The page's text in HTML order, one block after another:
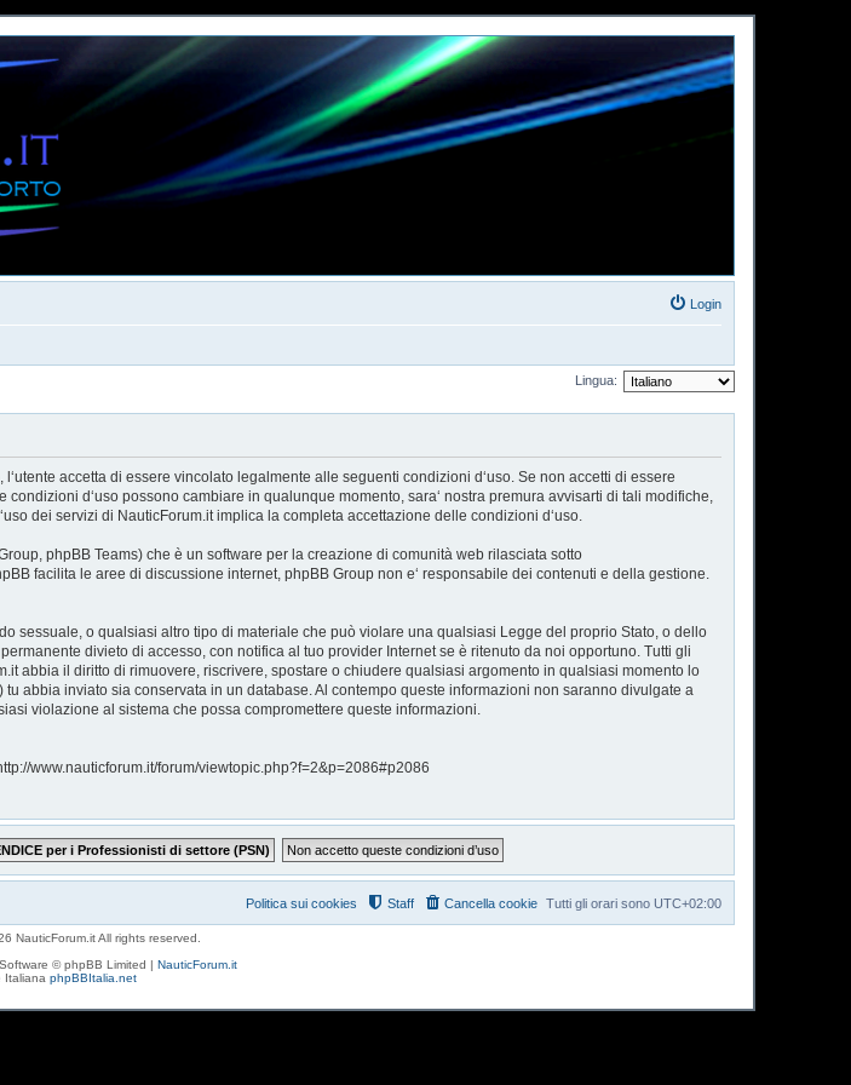
Login
Lingua:
accetta di essere vincolato legalmente alle seguenti condizioni d‘uso. Se non accetti di essere
d‘uso possono cambiare in qualunque momento, sara‘ nostra premura avvisarti di tali modifiche,
dei servizi di NauticForum.it implica la completa accettazione delle condizioni d‘uso.
phpBB Teams) che è un software per la creazione di comunità web rilasciata sotto
facilita le aree di discussione internet, phpBB Group non e‘ responsabile dei contenuti e della gestione.
sessuale, o qualsiasi altro tipo di materiale che può violare una qualsiasi Legge del proprio Stato, o dello
divieto di accesso, con notifica al tuo provider Internet se è ritenuto da noi opportuno. Tutti gli
abbia il diritto di rimuovere, riscrivere, spostare o chiudere qualsiasi argomento in qualsiasi momento lo
abbia inviato sia conservata in un database. Al contempo queste informazioni non saranno divulgate a
violazione al sistema che possa compromettere queste informazioni.
www.nauticforum.it/forum/viewtopic.php?f=2&p=2086#p2086
Tutti gli orari sono UTC+02:00
Cancella cookie
Staff
Politica sui cookies
NauticForum.it All rights reserved.
© phpBB Limited | NauticForum.it
Italiana phpBBItalia.net